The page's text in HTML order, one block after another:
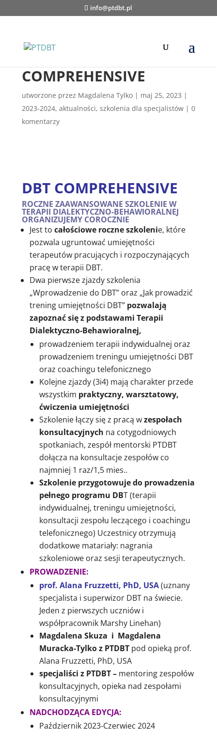
info@ptdbt.pl
COMPREHENSIVE
utworzone przez Magdalena Tylko| maj 25, 2023 |
2023-2024, aktualności, szkolenia dla specjalistów| 0
komentarzy
DBT COMPREHENSIVE
ROCZNE ZAAWANSOWANE SZKOLENIE W
TERAPII DIALEKTYCZNO-BEHAWIORALNEJ
ORGANIZUJEMY COROCZNIE
Jest to całościowe roczne szkolenie, które
pozwala ugruntować umiejętności
terapeutów pracujących i rozpoczynających
pracę w terapii DBT.
Dwa pierwsze zjazdy szkolenia
„Wprowadzenie do DBT” oraz „Jak prowadzić
trening umiejętności DBT” pozwalają
zapoznać się z podstawami Terapii
Dialektyczno-Behawioralnej,
prowadzeniem terapii indywidualnej oraz
prowadzeniem treningu umiejętności DBT
oraz coachingu telefonicznego
Kolejne zjazdy (3i4) mają charakter przede
wszystkim praktyczny, warsztatowy,
ćwiczenia umiejętności
Szkolenie łączy się z pracą wzespołach
konsultacyjnych na cotygodniowych
spotkaniach, zespół mentorski PTDBT
dołącza na konsultacje zespołów co
najmniej 1 raz/1,5 mies..
Szkolenie przygotowuje do prowadzenia
pełnego programu DBT (terapii
indywidualnej, treningu umiejętności,
konsultacji zespołu leczącego i coachingu
telefonicznego) Uczestnicy otrzymują
dodatkowe matariały: nagrania
szkoleniowe oraz sesji terapeutycznych.
PROWADZENIE:
prof. Alana Fruzzetti, PhD, USA(uznany
specjalista i superwizor DBT na świecie.
Jeden z pierwszych uczniów i
współpracownik Marshy Linehan)
Magdalena Skuza i Magdalena
Muracka-Tylko z PTDBTpod opieką prof.
Alana Fruzzetti, PhD, USA
specjaliści z PTDBT – mentoring zespołów
konsultacyjnych, opieka nad zespołami
konsultacyjnymi
NADCHODZĄCA EDYCJA:
Październik 2023-Czerwiec 2024